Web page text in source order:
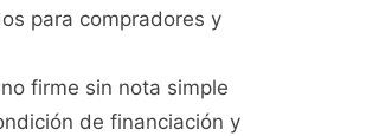
para compradores y
firme sin nota simple
de financiación y